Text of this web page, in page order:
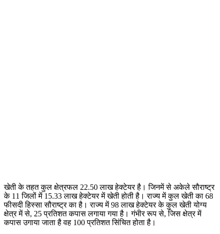
खेती के तहत कुल क्षेत्रफल 22.50 लाख हेक्टेयर है। जिनमें से अकेले सौराष्ट्र
के 11 जिलों में 15.33 लाख हेक्टेयर में खेती होती है। राज्य में कुल खेती का 68
फीसदी हिस्सा सौराष्ट्र का है। राज्य में 98 लाख हेक्टेयर के कुल खेती योग्य
क्षेत्र में से, 25 प्रतिशत कपास लगाया गया है। गंभीर रूप से, जिस क्षेत्र में
कपास उगाया जाता है वह 100 प्रतिशत सिंचित होता है।